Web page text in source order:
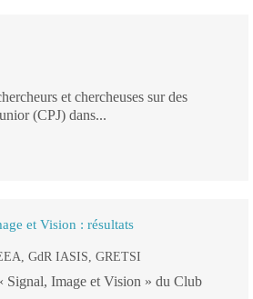
et chercheuses sur des
(CPJ) dans...
et Vision : résultats
, GdR IASIS, GRETSI
Signal, Image et Vision » du Club